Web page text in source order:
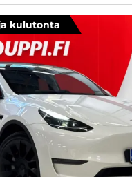
kulutonta